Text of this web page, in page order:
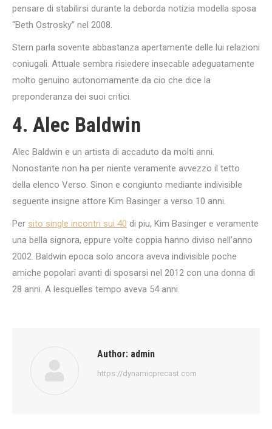
pensare di stabilirsi durante la deborda notizia modella sposa
“Beth Ostrosky” nel 2008.
Stern parla sovente abbastanza apertamente delle lui relazioni
coniugali. Attuale sembra risiedere insecable adeguatamente
molto genuino autonomamente da cio che dice la
preponderanza dei suoi critici.
4. Alec Baldwin
Alec Baldwin e un artista di accaduto da molti anni.
Nonostante non ha per niente veramente avvezzo il tetto
della elenco Verso. Sinon e congiunto mediante indivisible
seguente insigne attore Kim Basinger a verso 10 anni.
Per sito single incontri sui 40 di piu, Kim Basinger e veramente
una bella signora, eppure volte coppia hanno diviso nell’anno
2002. Baldwin epoca solo ancora aveva indivisible poche
amiche popolari avanti di sposarsi nel 2012 con una donna di
28 anni. A lesquelles tempo aveva 54 anni.
Author: admin
https://dynamicprecast.com